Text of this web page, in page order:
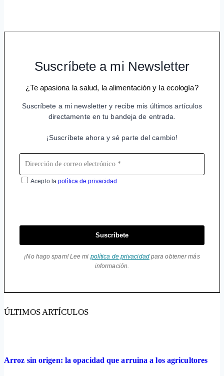
Suscríbete a mi Newsletter
¿Te apasiona la salud, la alimentación y la ecología?
Suscríbete a mi newsletter y recibe mis últimos artículos
directamente en tu bandeja de entrada.
¡Suscríbete ahora y sé parte del cambio!
Acepto lapolítica de privacidad
Suscríbete
¡No hago spam! Lee mi política de privacidadpara obtener más
información.
ÚLTIMOS ARTÍCULOS
Arroz sin origen: la opacidad que arruina a los agricultores